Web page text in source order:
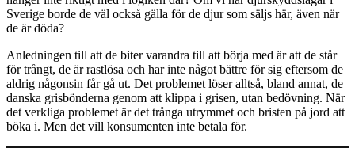
Sverige borde de väl också gälla för de djur som säljs här, även när
de är döda?
Anledningen till att de biter varandra till att börja med är att de står
för trångt, de är rastlösa och har inte något bättre för sig eftersom de
aldrig någonsin får gå ut. Det problemet löser alltså, bland annat, de
danska grisbönderna genom att klippa i grisen, utan bedövning. När
det verkliga problemet är det trånga utrymmet och bristen på jord att
böka i. Men det vill konsumenten inte betala för.